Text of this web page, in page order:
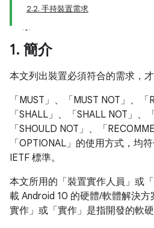
2.2. 手持裝置需求
1. 簡介
本文列出裝置必須符合的需求，
「MUST」、「MUST NOT」、「
「SHALL」、「SHALL NOT」、
「SHOULD NOT」、「
「OPTIONAL」的使用方式，均
IETF 標準。
本文所用的「裝置實作人員」或
載 Android 10 的硬體/軟體解決
實作」或「實作」是指開發的軟硬